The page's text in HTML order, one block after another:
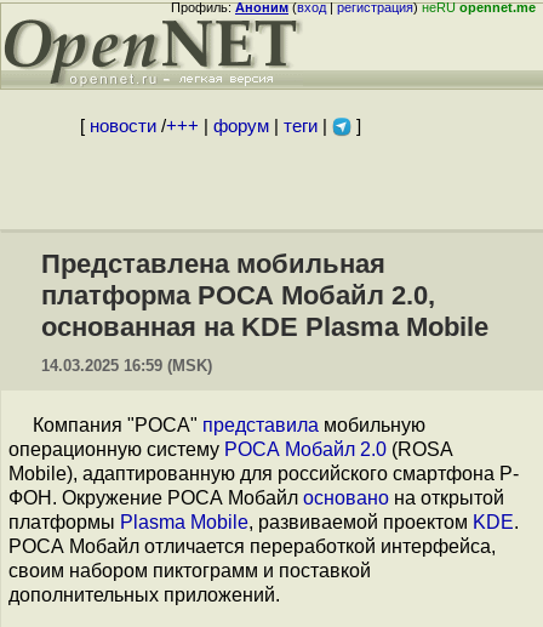
Профиль:Аноним(вход|регистрация)неRUopennet.me
[ новости/+++ форум| теги| ]
Представлена мобильная
платформа РОСА Мобайл 2.0,
основанная на KDE Plasma Mobile
14.03.2025 16:59 (MSK)
Компания "РОСА" представила мобильную
операционную систему РОСА Мобайл 2.0 (ROSA
Mobile), адаптированную для российского смартфона Р-
ФОН. Окружение РОСА Мобайл основано на открытой
платформы Plasma Mobile, развиваемой проектом KDE.
РОСА Мобайл отличается переработкой интерфейса,
своим набором пиктограмм и поставкой
дополнительных приложений.